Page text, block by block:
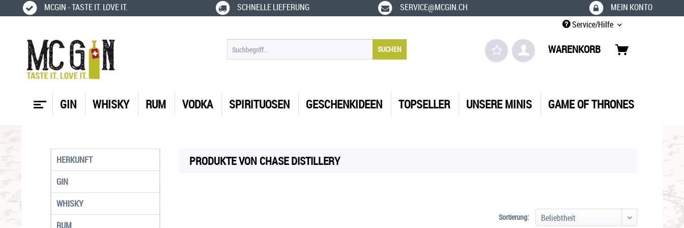
MCGIN - TASTE IT. LOVE IT. SCHNELLE LIEFERUNG SERVICE@MCGIN.CH
MEIN KONTO
Service/Hilfe
SUCHEN WARENKORB
GIN WHISKY RUM VODKA SPIRITUOSEN GESCHENKIDEEN TOPSELLER UNSERE MINIS GAME OF THRONES
HERKUNFT
GIN
WHISKY
RUM
PRODUKTE VON CHASE DISTILLERY
Sortierung: